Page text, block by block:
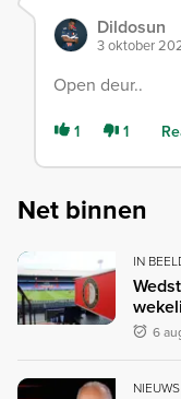
Dildosun
3 oktober
Open deur..
1 1
Net binnen
IN
6
NIEUWS